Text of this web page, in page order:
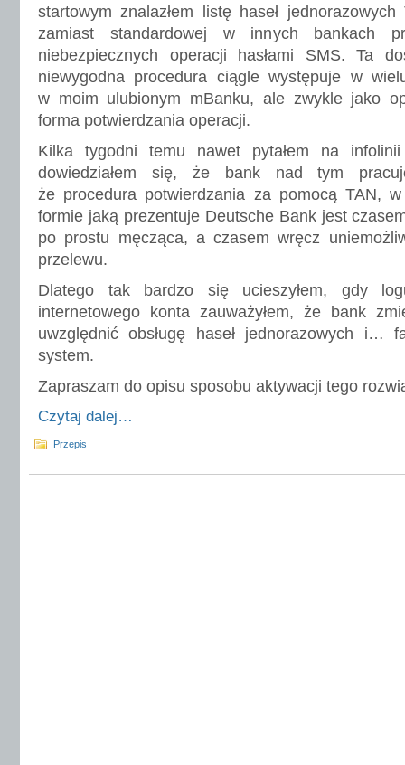
startowym znalazłem listę haseł jednorazowych
zamiast standardowej w innych bankach
niebezpiecznych operacji hasłami SMS. Ta
niewygodna procedura ciągle występuje w
w moim ulubionym mBanku, ale zwykle jako
forma potwierdzania operacji.
Kilka tygodni temu nawet pytałem na
dowiedziałem się, że bank nad tym
że procedura potwierdzania za pomocą TAN,
formie jaką prezentuje Deutsche Bank jest
po prostu męcząca, a czasem wręcz
przelewu.
Dlatego tak bardzo się ucieszyłem, gdy
internetowego konta zauważyłem, że bank
uwzględnić obsługę haseł jednorazowych i…
system.
Zapraszam do opisu sposobu aktywacji tego
Czytaj dalej…
Przepis